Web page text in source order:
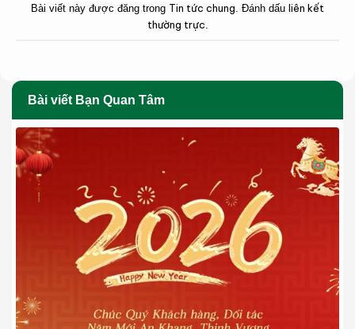
Bài viết này được đăng trong Tin tức chung. Đánh dấu liên kết
thường trực.
Bài viết Bạn Quan Tâm